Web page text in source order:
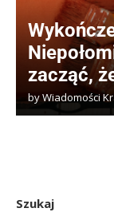
zacząć,
byWiadomości
Szukaj